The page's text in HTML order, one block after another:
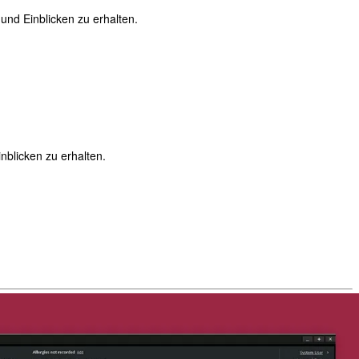
Einblicken zu erhalten.
zu erhalten.